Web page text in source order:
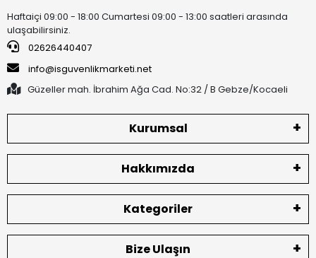
Haftaiçi 09:00 - 18:00 Cumartesi 09:00 - 13:00 saatleri arasında
ulaşabilirsiniz.
02626440407
info@isguvenlikmarketi.net
Güzeller mah. İbrahim Ağa Cad. No:32 / B Gebze/Kocaeli
Kurumsal
Hakkımızda
Kategoriler
Bize Ulaşın